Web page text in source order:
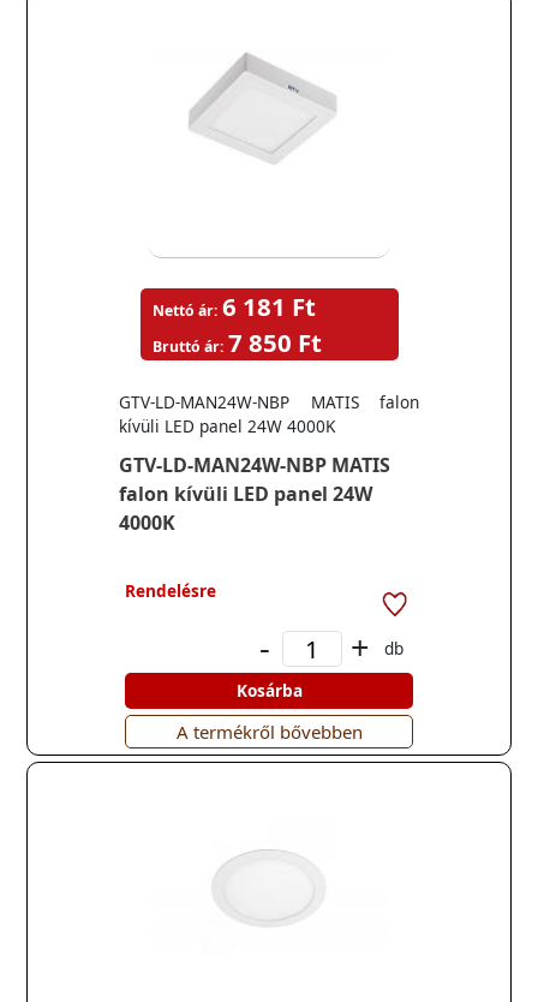
GTV-LD-MAN24W-NBP MATIS
falon kívüli LED panel 24W
4000K
GTV-LD-MAN24W-NBP MATIS falon
kívüli LED panel 24W 4000K
Nettó ár: 6 181 Ft
Bruttó ár: 7 850 Ft
Rendelésre
- +
db
Kosárba
A termékről bővebben